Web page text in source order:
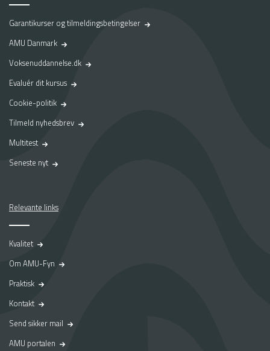
Garantikurser og tilmeldingsbetingelser
AMU Danmark
Voksenuddannelse.dk
Evaluér dit kursus
Cookie-politik
Tilmeld nyhedsbrev
Multitest
Seneste nyt
Relevante links
Kvalitet
Om AMU-Fyn
Praktisk
Kontakt
Send sikker mail
AMU portalen